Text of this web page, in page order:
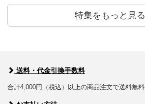
特集をもっと見る
送料・代金引換手数料
合計4,000円（税込）以上の商品注文で送料無料